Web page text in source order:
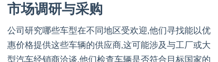
市场调研与采购
公司研究哪些车型在不同地区受欢迎,他们寻找能以优
惠价格提供这些车辆的供应商,这可能涉及与工厂或大
型汽车经销商洽谈,他们检查车辆是否符合目标国家的